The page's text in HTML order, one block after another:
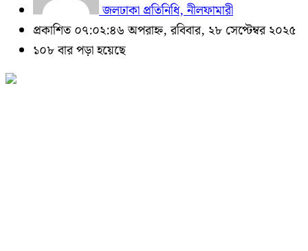
জলঢাকা প্রতিনিধি, নীলফামারী
প্রকাশিত ০৭:০২:৪৬ অপরাহ্ন, রবিবার, ২৮ সেপ্টেম্বর ২০২৫
১০৮ বার পড়া হয়েছে